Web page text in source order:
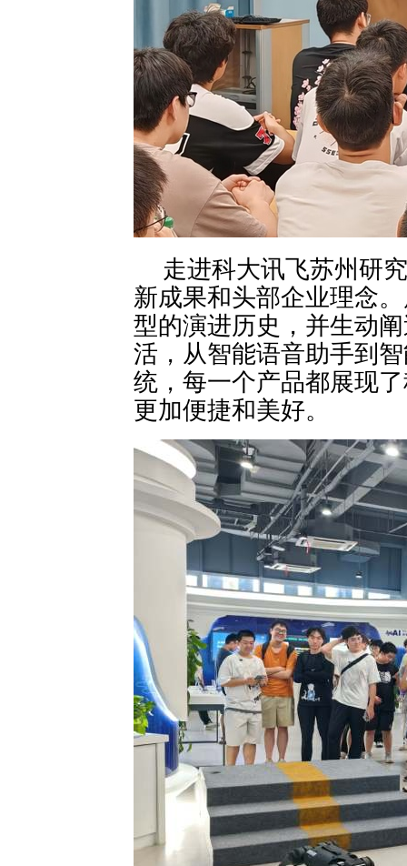
走进科大讯飞苏州研
新成果和头部企业理念
型的演进历史，并生动
活，从智能语音助手到
统，每一个产品都展现
更加便捷和美好。